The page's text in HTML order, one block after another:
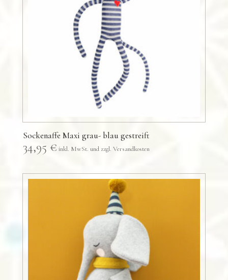
Sockenaffe Maxi grau- blau gestreift
34,95 €